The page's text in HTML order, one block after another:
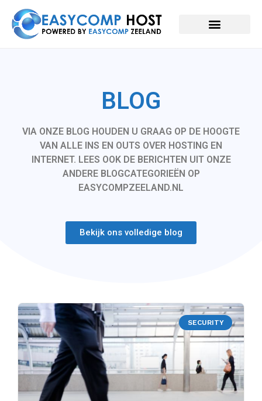
BLOG
VIA ONZE BLOG HOUDEN U GRAAG OP DE HOOGTE
VAN ALLE INS EN OUTS OVER HOSTING EN
INTERNET. LEES OOK DE BERICHTEN UIT ONZE
ANDERE BLOGCATEGORIEËN OP
EASYCOMPZEELAND.NL
Bekijk ons volledige blog
SECURITY